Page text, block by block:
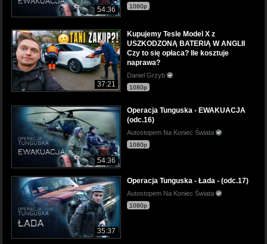
54:36 1080p
37:21
Kupujemy Tesle Model X z
USZKODZONĄ BATERIĄ W ANGLII
Czy to się opłaca? Ile kosztuje
naprawa?
Daniel Grzyb
1080p
54:36
Operacja Tunguska - EWAKUACJA
(odc.16)
Autostopem Na Koniec Świata
1080p
35:37
Operacja Tunguska - Łada - (odc.17)
Autostopem Na Koniec Świata
1080p